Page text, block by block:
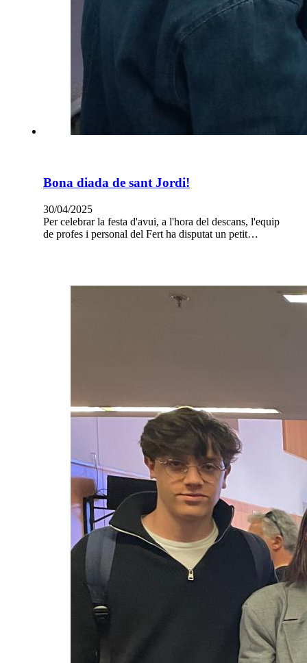
Bona diada de sant Jordi!
30/04/2025
Per celebrar la festa d'avui, a l'hora del descans, l'equip
de profes i personal del Fert ha disputat un petit…